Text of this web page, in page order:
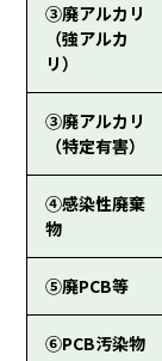
③廃アルカリ
（強アルカ
リ）
③廃アルカリ
（特定有害）
④感染性廃棄
物
⑤廃PCB等
⑥PCB汚染物